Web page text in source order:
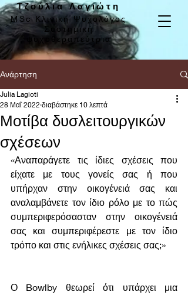
Τζούλια Λαγιώτη
MSc Κλινική Ψυχολόγος
Συστημική
ψυχοθεραπεύτρια
Ανάρτηση
Μοτίβα δυσλειτουργικών
σχέσεων
Julia Lagioti
28 Μαΐ 2022 διαβάστηκε 10 λεπτά
«Αναπαράγετε τις ίδιες σχέσεις που
είχατε με τους γονείς σας ή που
υπήρχαν στην οικογένειά σας και
αναλαμβάνετε τον ίδιο ρόλο με το πώς
συμπεριφερόσασταν στην οικογένειά
σας και συμπεριφέρεστε με τον ίδιο
τρόπο και στις ενήλικες σχέσεις σας;»